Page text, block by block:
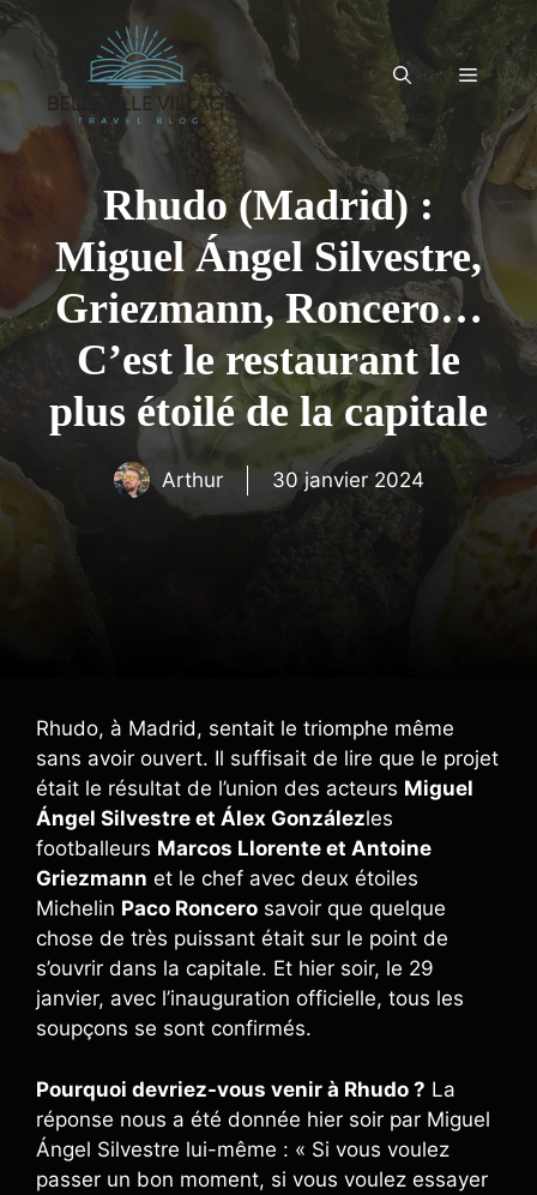
Aller
au
contenu
Menu
Rhudo (Madrid) :
Miguel Ángel Silvestre,
Griezmann, Roncero…
C’est le restaurant le
plus étoilé de la capitale
Arthur 30 janvier 2024
Rhudo, à Madrid, sentait le triomphe même
sans avoir ouvert. Il suffisait de lire que le projet
était le résultat de l’union des acteurs Miguel
Ángel Silvestre et Álex Gonzálezles
footballeurs Marcos Llorente et Antoine
Griezmann et le chef avec deux étoiles
Michelin Paco Roncero savoir que quelque
chose de très puissant était sur le point de
s’ouvrir dans la capitale. Et hier soir, le 29
janvier, avec l’inauguration officielle, tous les
soupçons se sont confirmés.
Pourquoi devriez-vous venir à Rhudo ? La
réponse nous a été donnée hier soir par Miguel
Ángel Silvestre lui-même : « Si vous voulez
passer un bon moment, si vous voulez essayer